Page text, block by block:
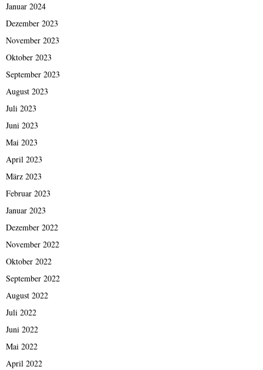
Januar 2024
Dezember 2023
November 2023
Oktober 2023
September 2023
August 2023
Juli 2023
Juni 2023
Mai 2023
April 2023
März 2023
Februar 2023
Januar 2023
Dezember 2022
November 2022
Oktober 2022
September 2022
August 2022
Juli 2022
Juni 2022
Mai 2022
April 2022